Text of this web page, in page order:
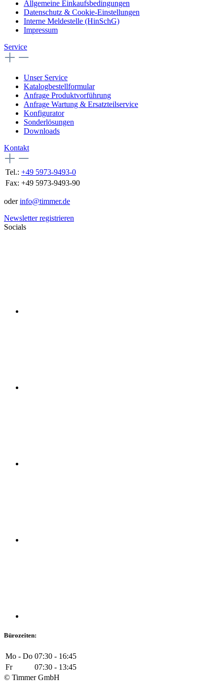
Allgemeine Einkaufsbedingungen
Datenschutz & Cookie-Einstellungen
Interne Meldestelle (HinSchG)
Impressum
Service
Unser Service
Katalogbestellformular
Anfrage Produktvorführung
Anfrage Wartung & Ersatzteilservice
Konfigurator
Sonderlösungen
Downloads
Kontakt
Tel.: +49 5973-9493-0
Fax: +49 5973-9493-90
oderinfo@timmer.de
Newsletter registrieren
Socials
Bürozeiten:
Mo - Do 07:30 - 16:45
Fr
07:30 - 13:45
© Timmer GmbH